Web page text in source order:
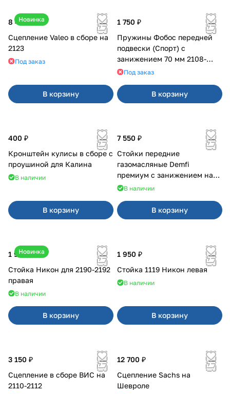
Новинка
8 400 ₽
Сцепление Valeo в сборе на
2123
Под заказ
В корзину
1 750 ₽
Пружины Фобос передней
подвески (Спорт) с
занижением 70 мм 2108-
21099, 2113-2115
Под заказ
В корзину
400 ₽
Кронштейн кулисы в сборе с
проушиной для Калина
В наличии
В корзину
7 550 ₽
Стойки передние
газомасляные Demfi
премиум с занижением на
Калина 1119
В наличии
В корзину
Новинка
1 900 ₽
Стойка Никон для 2190-2192
правая
В наличии
В корзину
1 950 ₽
Стойка 1119 Никон левая
В наличии
В корзину
3 150 ₽
Сцепление в сборе ВИС на
2110-2112
12 700 ₽
Сцепление Sachs на
Шевроле